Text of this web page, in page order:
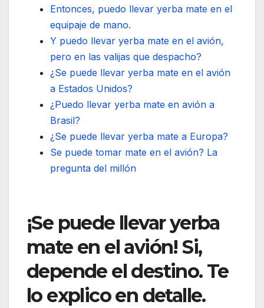
Entonces, puedo llevar yerba mate en el
equipaje de mano.
Y puedo llevar yerba mate en el avión,
pero en las valijas que despacho?
¿Se puede llevar yerba mate en el avión
a Estados Unidos?
¿Puedo llevar yerba mate en avión a
Brasil?
¿Se puede llevar yerba mate a Europa?
Se puede tomar mate en el avión? La
pregunta del millón
¡Se puede llevar yerba
mate en el avión! Si,
depende el destino. Te
lo explico en detalle.